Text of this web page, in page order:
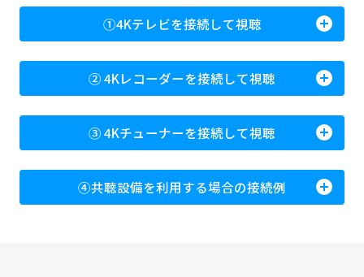
①4Kテレビを接続して視聴
② 4Kレコーダーを接続して視聴
③ 4Kチューナーを接続して視聴
④共聴設備を利用する場合の接続例